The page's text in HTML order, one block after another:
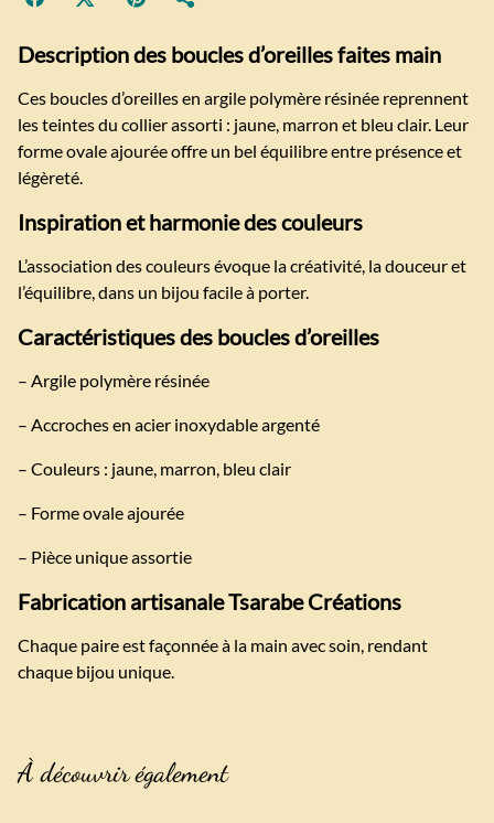
Description des boucles d’oreilles faites main
Ces boucles d’oreilles en argile polymère résinée reprennent
les teintes du collier assorti : jaune, marron et bleu clair. Leur
forme ovale ajourée offre un bel équilibre entre présence et
légèreté.
Inspiration et harmonie des couleurs
L’association des couleurs évoque la créativité, la douceur et
l’équilibre, dans un bijou facile à porter.
Caractéristiques des boucles d’oreilles
– Argile polymère résinée
– Accroches en acier inoxydable argenté
– Couleurs : jaune, marron, bleu clair
– Forme ovale ajourée
– Pièce unique assortie
Fabrication artisanale Tsarabe Créations
Chaque paire est façonnée à la main avec soin, rendant
chaque bijou unique.
À découvrir également